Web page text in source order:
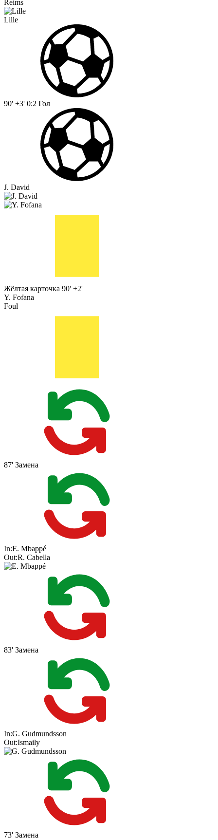
Reims
Lille
90' +3' 0:2 Гол
J. David
Жёлтая карточка 90' +2'
Y. Fofana
Foul
87' Замена
In:E. Mbappé
Out:R. Cabella
83' Замена
In:G. Gudmundsson
Out:Ismaily
73' Замена